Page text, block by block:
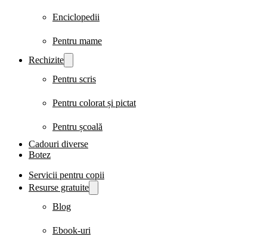
Enciclopedii
Pentru mame
Rechizite
Pentru scris
Pentru colorat și pictat
Pentru școală
Cadouri diverse
Botez
Servicii pentru copii
Resurse gratuite
Blog
Ebook-uri